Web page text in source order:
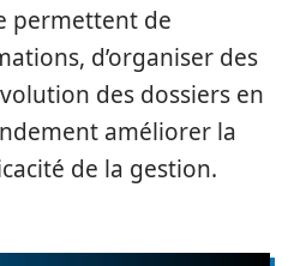
permettent de
d’organiser des
des dossiers en
améliorer la
de la gestion.